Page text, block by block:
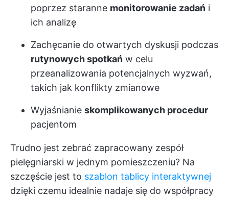
poprzez staranne monitorowanie zadań i
ich analizę
Zachęcanie do otwartych dyskusji podczas
rutynowych spotkań w celu
przeanalizowania potencjalnych wyzwań,
takich jak konflikty zmianowe
Wyjaśnianie skomplikowanych procedur
pacjentom
Trudno jest zebrać zapracowany zespół
pielęgniarski w jednym pomieszczeniu? Na
szczęście jest to szablon tablicy interaktywnej
dzięki czemu idealnie nadaje się do współpracy